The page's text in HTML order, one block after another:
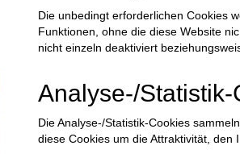
Die unbedingt erforderlichen Cookies
Funktionen, ohne die diese Website
nicht einzeln deaktiviert
Analyse-/Statistik-
Die Analyse-/Statistik-Cookies
diese Cookies um die Attraktivität, den